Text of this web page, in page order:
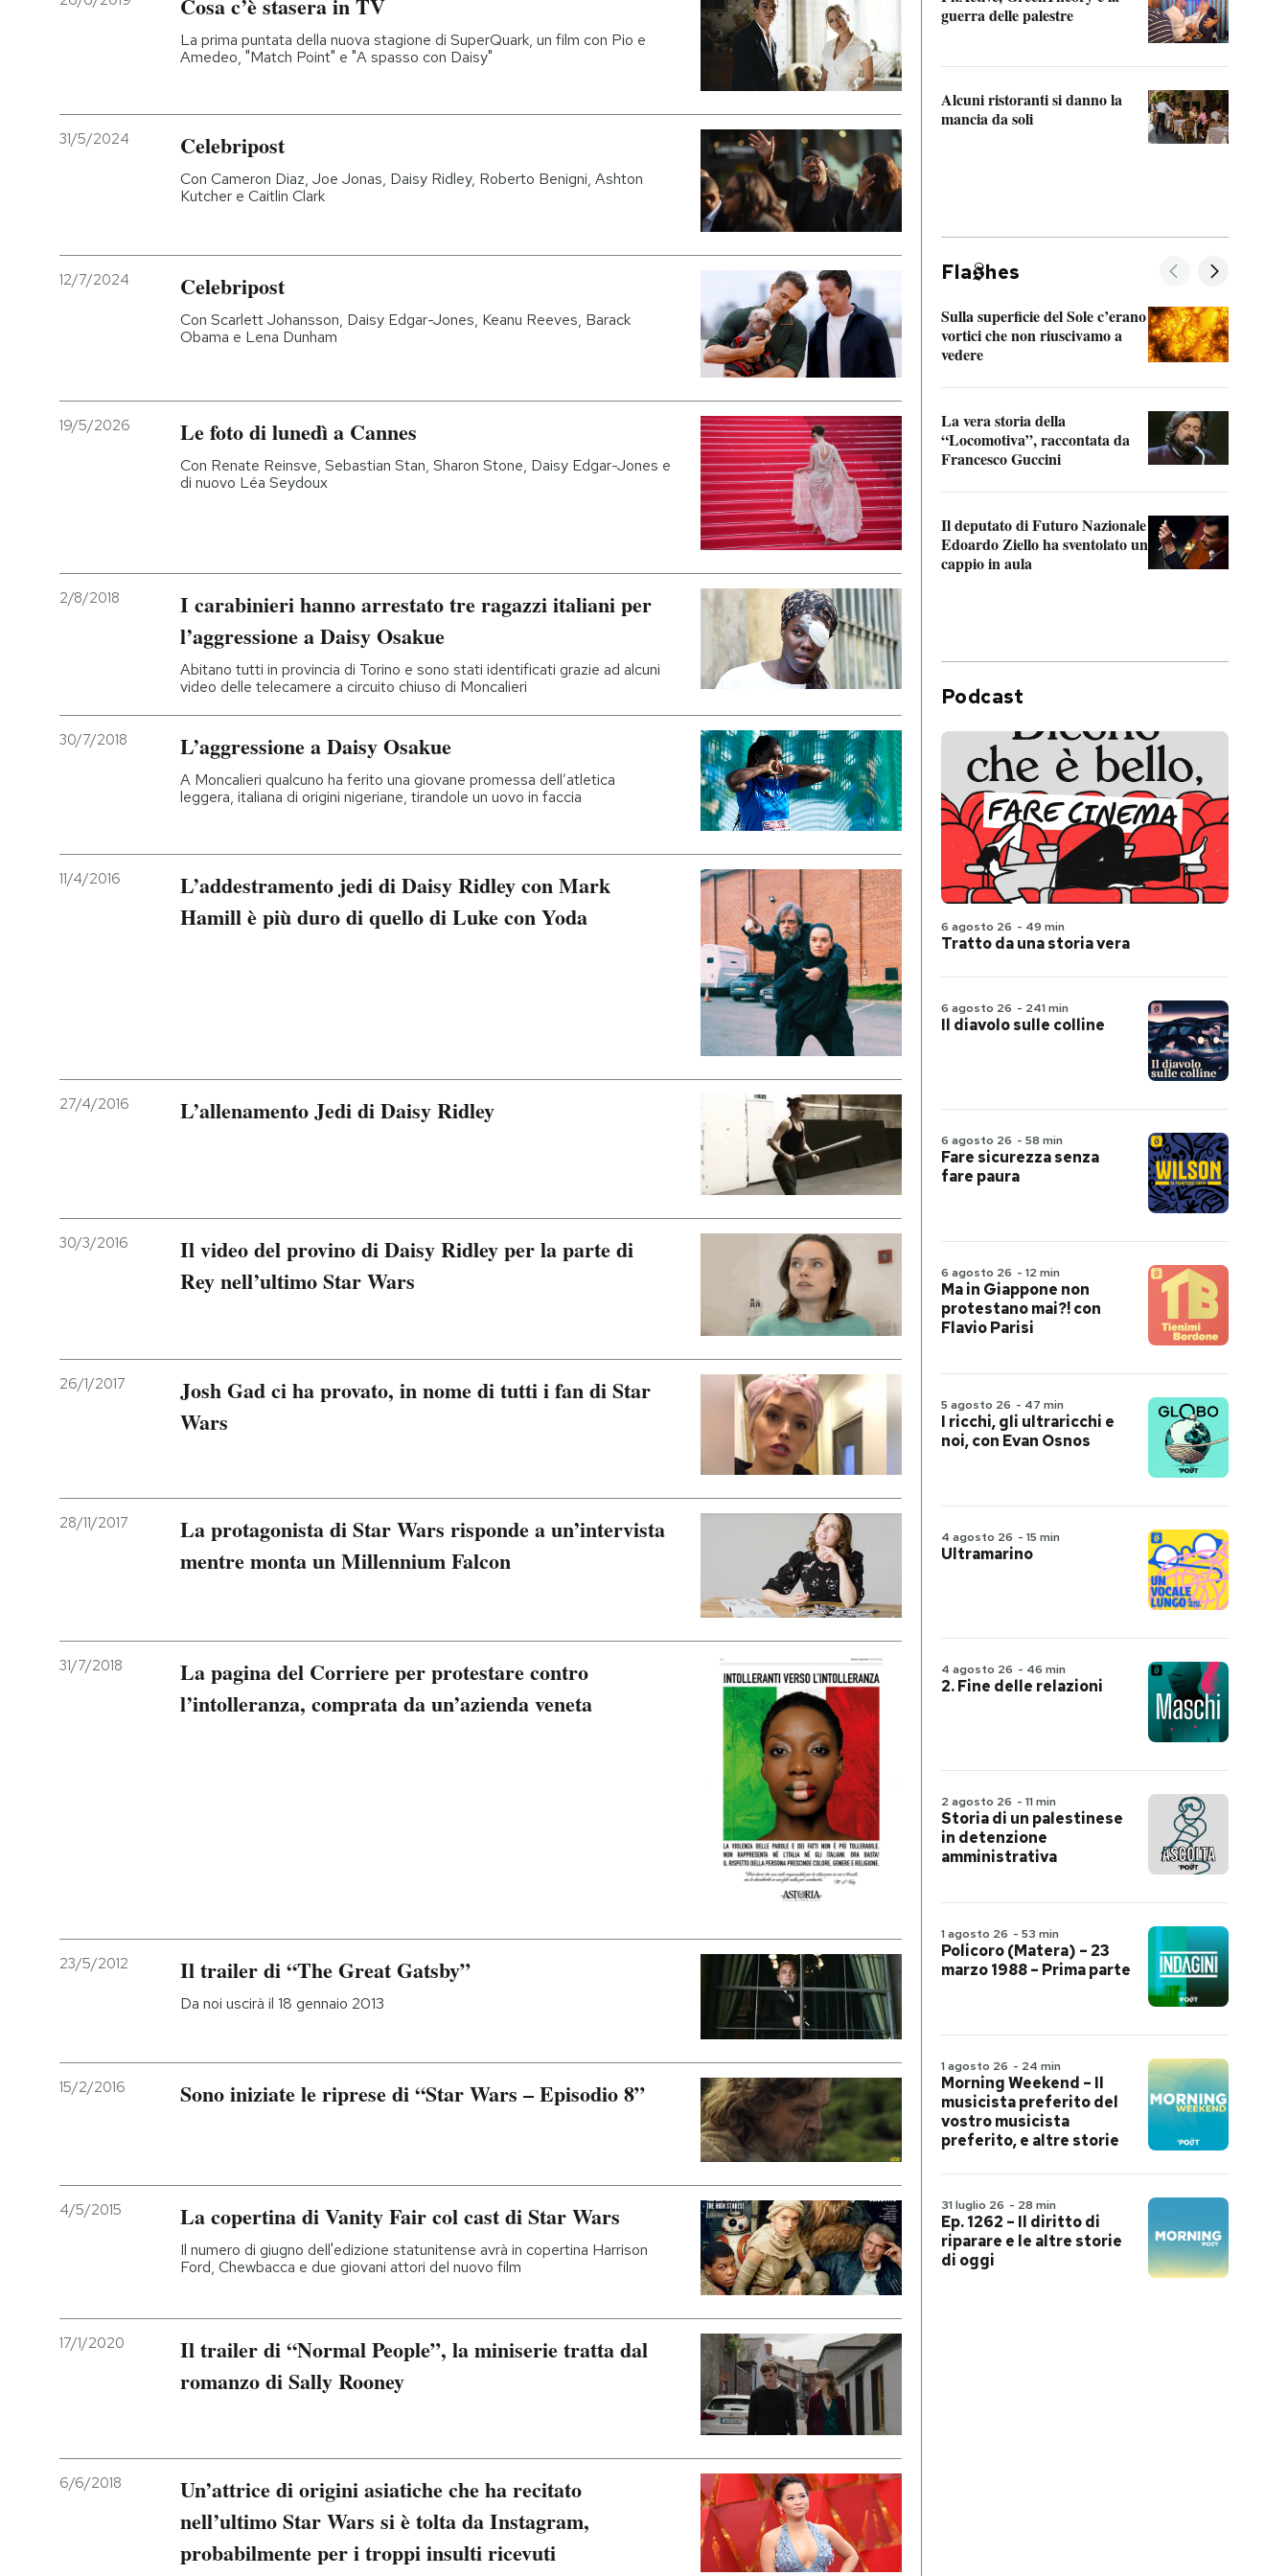
CALENDARIO
Cosa c’è stasera in TV
La prima puntata della nuova stagione di SuperQuark, un film con Pio e
Amedeo, "Match Point" e "A spasso con Daisy"
31/5/2024 Celebripost
Con Cameron Diaz, Joe Jonas, Daisy Ridley, Roberto Benigni, Ashton
Kutcher e Caitlin Clark
12/7/2024 Celebripost
Con Scarlett Johansson, Daisy Edgar-Jones, Keanu Reeves, Barack
Obama e Lena Dunham
19/5/2026 Le foto di lunedì a Cannes
Con Renate Reinsve, Sebastian Stan, Sharon Stone, Daisy Edgar-Jones e
di nuovo Léa Seydoux
2/8/2018
I carabinieri hanno arrestato tre ragazzi italiani per
l’aggressione a Daisy Osakue
Abitano tutti in provincia di Torino e sono stati identificati grazie ad alcuni
video delle telecamere a circuito chiuso di Moncalieri
30/7/2018 L’aggressione a Daisy Osakue
A Moncalieri qualcuno ha ferito una giovane promessa dell’atletica
leggera, italiana di origini nigeriane, tirandole un uovo in faccia
11/4/2016
L’addestramento jedi di Daisy Ridley con Mark
Hamill è più duro di quello di Luke con Yoda
27/4/2016 L’allenamento Jedi di Daisy Ridley
30/3/2016
Il video del provino di Daisy Ridley per la parte di
Rey nell’ultimo Star Wars
26/1/2017
Josh Gad ci ha provato, in nome di tutti i fan di Star
Wars
28/11/2017
La protagonista di Star Wars risponde a un’intervista
mentre monta un Millennium Falcon
31/7/2018
La pagina del Corriere per protestare contro
l’intolleranza, comprata da un’azienda veneta
23/5/2012 Il trailer di “The Great Gatsby”
Da noi uscirà il 18 gennaio 2013
15/2/2016 Sono iniziate le riprese di “Star Wars – Episodio 8”
4/5/2015 La copertina di Vanity Fair col cast di Star Wars
Il numero di giugno dell'edizione statunitense avrà in copertina Harrison
Ford, Chewbacca e due giovani attori del nuovo film
17/1/2020
Il trailer di “Normal People”, la miniserie tratta dal
romanzo di Sally Rooney
6/6/2018
Un’attrice di origini asiatiche che ha recitato
nell’ultimo Star Wars si è tolta da Instagram,
probabilmente per i troppi insulti ricevuti
guerra delle palestre
Alcuni ristoranti si danno la
mancia da soli
Fla hes
Sulla superficie del Sole c’erano
vortici che non riuscivamo a
vedere
La vera storia della
“Locomotiva”, raccontata da
Francesco Guccini
Il deputato di Futuro Nazionale
Edoardo Ziello ha sventolato un
cappio in aula
Podcast
6 agosto 26 - 49 min
Tratto da una storia vera
6 agosto 26 - 241 min
Il diavolo sulle colline
6 agosto 26 - 58 min
Fare sicurezza senza
fare paura
6 agosto 26 - 12 min
Ma in Giappone non
protestano mai?! con
Flavio Parisi
5 agosto 26 - 47 min
I ricchi, gli ultraricchi e
noi, con Evan Osnos
4 agosto 26 - 15 min
Ultramarino
4 agosto 26 - 46 min
2. Fine delle relazioni
2 agosto 26 - 11 min
Storia di un palestinese
in detenzione
amministrativa
1 agosto 26 - 53 min
Policoro (Matera) – 23
marzo 1988 – Prima parte
1 agosto 26 - 24 min
Morning Weekend – Il
musicista preferito del
vostro musicista
preferito, e altre storie
31 luglio 26 - 28 min
Ep. 1262 – Il diritto di
riparare e le altre storie
di oggi